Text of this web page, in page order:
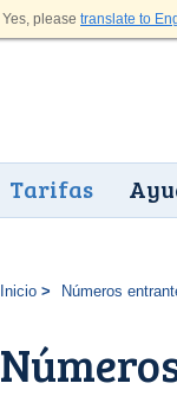
Yes, please translate to
Tarifas
Inicio Números